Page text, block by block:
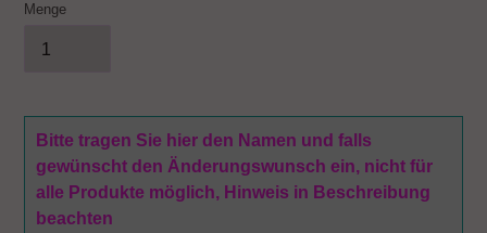
Menge
Bitte tragen Sie hier den Namen und falls
gewünscht den Änderungswunsch ein, nicht für
alle Produkte möglich, Hinweis in Beschreibung
beachten